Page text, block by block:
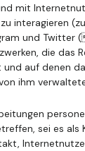
mit
interagieren
und Twitter
die das
auf denen
ihm
sei es als